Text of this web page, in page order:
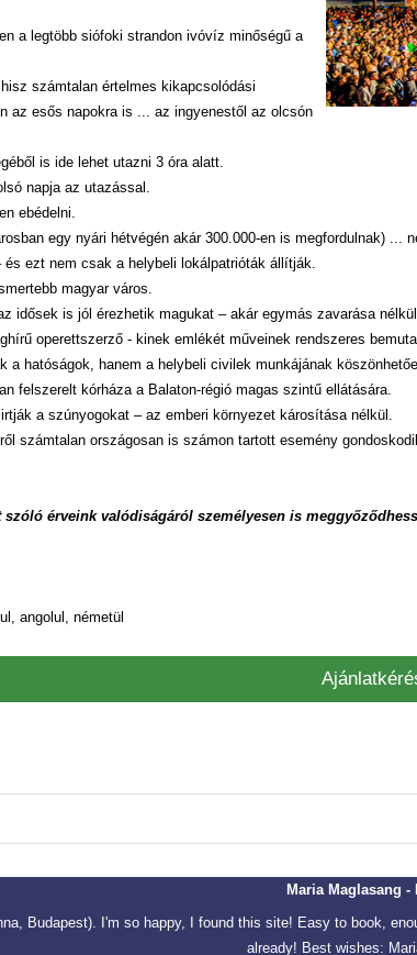
a legtöbb siófoki strandon ivóvíz minőségű a
számtalan értelmes kikapcsolódási
az esős napokra is ... az ingyenestől az olcsón
is ide lehet utazni 3 óra alatt.
napja az utazással.
ebédelni.
egy nyári hétvégén akár 300.000-en is megfordulnak) ...
ezt nem csak a helybeli lokálpatrióták állítják.
magyar város.
idősek is jól érezhetik magukat – akár egymás zavarása nélkül
operettszerző - kinek emlékét műveinek rendszeres
hatóságok, hanem a helybeli civilek munkájának
felszerelt kórháza a Balaton-régió magas szintű ellátására.
a szúnyogokat – az emberi környezet károsítása nélkül.
számtalan országosan is számon tartott esemény
érveink valódiságáról személyesen is
angolul, németül
Maria Maglasang -
Budapest). I'm so happy, I found this site! Easy to book,
already! Best wishes: